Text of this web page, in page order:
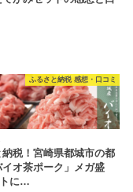
ふるさと納税 感想・口コミ
納税！宮崎県都城市の都
イオ茶ポーク」メガ盛
に…